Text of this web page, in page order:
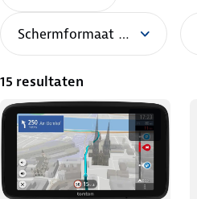
Schermformaat (inch)
15 resultaten